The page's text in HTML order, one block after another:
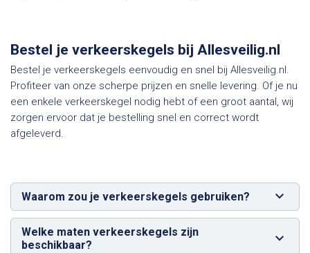
Bestel je verkeerskegels bij Allesveilig.nl
Bestel je verkeerskegels eenvoudig en snel bij Allesveilig.nl.
Profiteer van onze scherpe prijzen en snelle levering. Of je nu
een enkele verkeerskegel nodig hebt of een groot aantal, wij
zorgen ervoor dat je bestelling snel en correct wordt
afgeleverd.
Waarom zou je verkeerskegels gebruiken?
Welke maten verkeerskegels zijn
beschikbaar?